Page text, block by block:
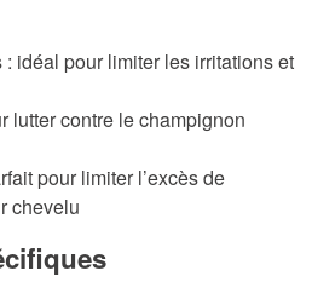
idéal pour limiter les irritations et
lutter contre le champignon
pour limiter l’excès de
chevelu